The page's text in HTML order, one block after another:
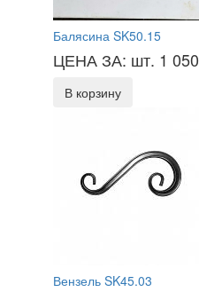
Балясина SK50.15
ЦЕНА ЗА: шт. 1 050
В корзину
Вензель SK45.03